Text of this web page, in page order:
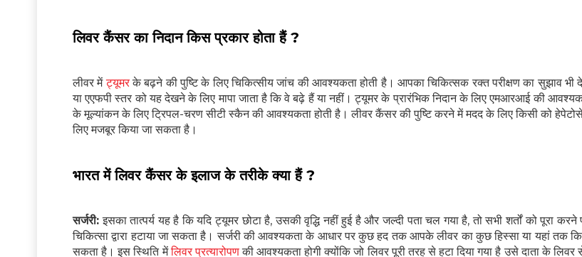
लिवर कैंसर का निदान किस प्रकार होता हैं ?
लीवर मेंट्यूमरके बढ़ने की पुष्टि के लिए चिकित्सीय जांच की आवश्यकता होती है। आपका चिकित्सक रक्त परीक्षण का सुझाव भी
या एएफपी स्तर को यह देखने के लिए मापा जाता है कि वे बढ़े हैं या नहीं। ट्यूमर के प्रारंभिक निदान के लिए एमआरआई की
के मूल्यांकन के लिए ट्रिपल-चरण सीटी स्कैन की आवश्यकता होती है। लीवर कैंसर की पुष्टि करने में मदद के लिए किसी को
लिए मजबूर किया जा सकता है।
भारत में लिवर कैंसर के इलाज के तरीके क्या हैं ?
सर्जरी: इसका तात्पर्य यह है कि यदि ट्यूमर छोटा है, उसकी वृद्धि नहीं हुई है और जल्दी पता चल गया है, तो सभी शर्तों को पूरा
चिकित्सा द्वारा हटाया जा सकता है। सर्जरी की आवश्यकता के आधार पर कुछ हद तक आपके लीवर का कुछ हिस्सा या यहां तक ​​कि
सकता है। इस स्थिति मेंलिवर प्रत्यारोपणकी आवश्यकता होगी क्योंकि जो लिवर पूरी तरह से हटा दिया गया है उसे दाता के